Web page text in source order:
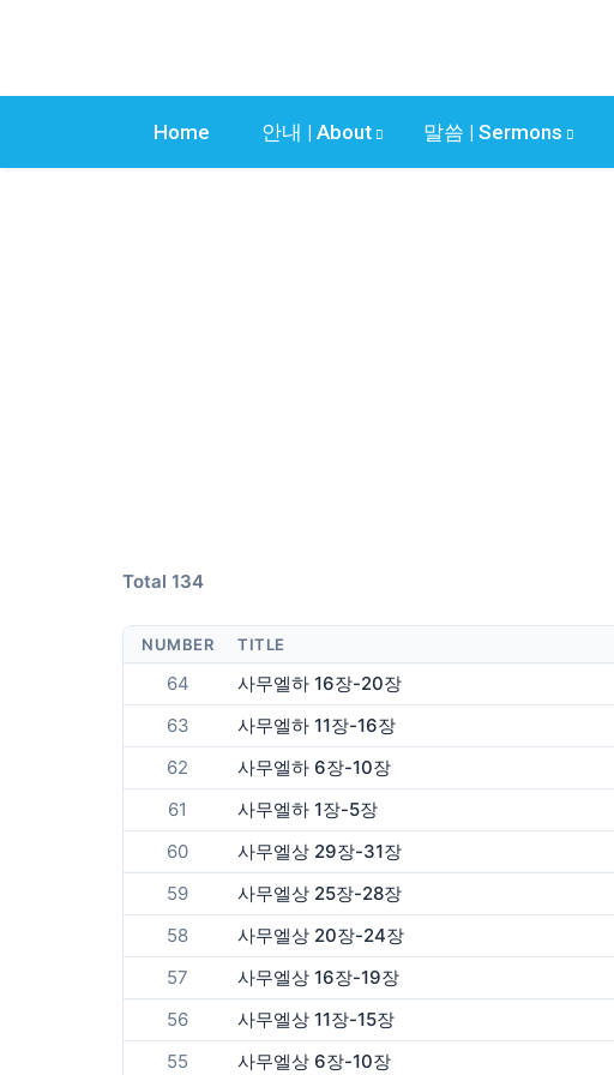
Home 안내 | About 말씀 | Sermons
Total 134
NUMBER TITLE
64 사무엘하 16장-20장
63
사무엘하 11장-16장
62
사무엘하 6장-10장
61
사무엘하 1장-5장
60
사무엘상 29장-31장
59
사무엘상 25장-28장
58
사무엘상 20장-24장
57
사무엘상 16장-19장
56
사무엘상 11장-15장
55
사무엘상 6장-10장